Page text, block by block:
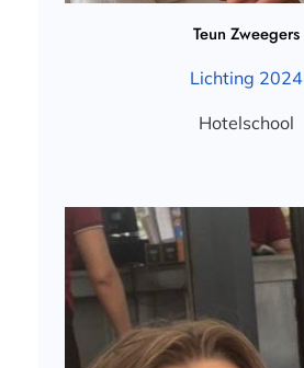
Teun Zweegers
Lichting 2024
Hotelschool